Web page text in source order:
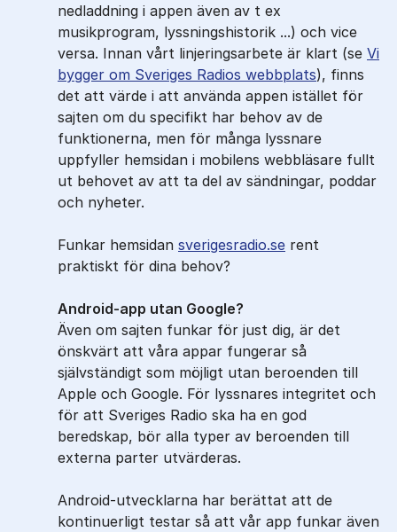
nedladdning i appen även av t ex
musikprogram, lyssningshistorik ...) och vice
versa. Innan vårt linjeringsarbete är klart (se Vi
bygger om Sveriges Radios webbplats), finns
det att värde i att använda appen istället för
sajten om du specifikt har behov av de
funktionerna, men för många lyssnare
uppfyller hemsidan i mobilens webbläsare fullt
ut behovet av att ta del av sändningar, poddar
och nyheter.
Funkar hemsidan sverigesradio.se rent
praktiskt för dina behov?
Android-app utan Google?
Även om sajten funkar för just dig, är det
önskvärt att våra appar fungerar så
självständigt som möjligt utan beroenden till
Apple och Google. För lyssnares integritet och
för att Sveriges Radio ska ha en god
beredskap, bör alla typer av beroenden till
externa parter utvärderas.
Android-utvecklarna har berättat att de
kontinuerligt testar så att vår app funkar även